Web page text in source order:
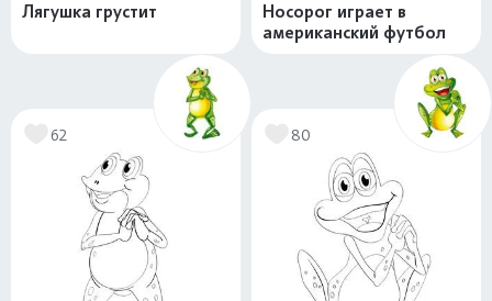
Лягушка грустит
Носорог играет в
американский футбол
62 80